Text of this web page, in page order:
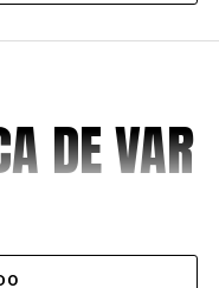
DE VAR